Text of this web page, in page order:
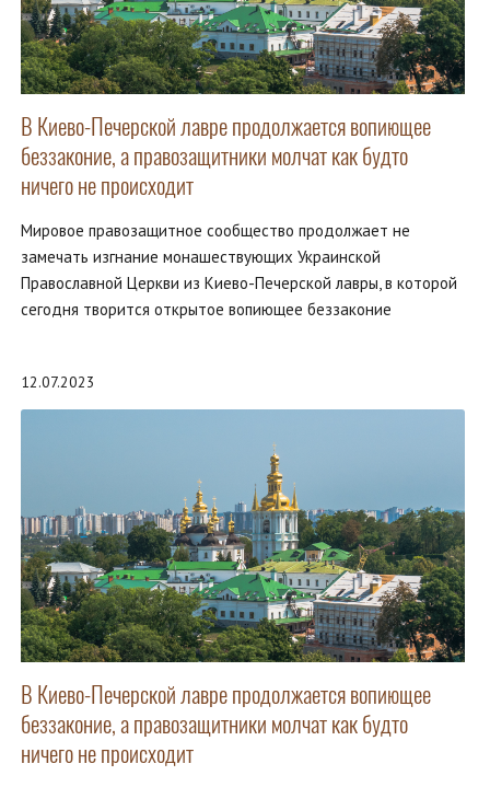
В Киево-Печерской лавре продолжается вопиющее
беззаконие, а правозащитники молчат как будто
ничего не происходит
Мировое правозащитное сообщество продолжает не
замечать изгнание монашествующих Украинской
Православной Церкви из Киево-Печерской лавры, в которой
сегодня творится открытое вопиющее беззаконие
12.07.2023
В Киево-Печерской лавре продолжается вопиющее
беззаконие, а правозащитники молчат как будто
ничего не происходит